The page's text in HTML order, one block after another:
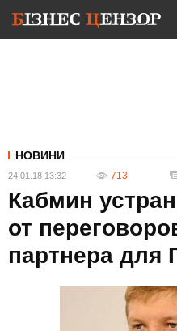
НОВИНИ
24.01.18 13:32 713
Кабмин
от
партнера для